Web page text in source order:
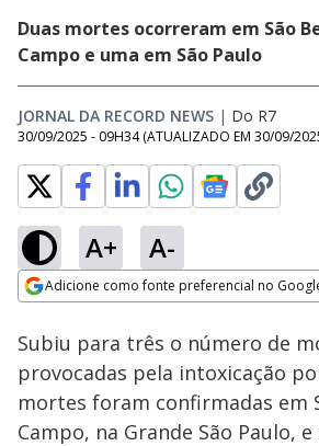
Duas mortes ocorreram em São
Campo e uma em São Paulo
JORNAL DA RECORD NEWS | Do R7
30/09/2025 - 09H34 (ATUALIZADO EM 30/09/
A+ A-
Adicione como fonte preferencial no
Ativar
Loaded:
8.51%
Subiu para três o número de
provocadas pela intoxicação
mortes foram confirmadas em
Campo, na Grande São Paulo,